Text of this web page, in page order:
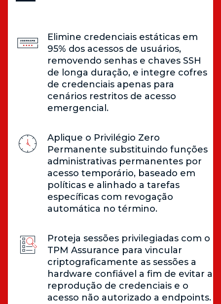
Elimine credenciais estáticas em
95% dos acessos de usuários,
removendo senhas e chaves SSH
de longa duração, e integre cofres
de credenciais apenas para
cenários restritos de acesso
emergencial.
Aplique o Privilégio Zero
Permanente substituindo funções
administrativas permanentes por
acesso temporário, baseado em
políticas e alinhado a tarefas
específicas com revogação
automática no término.
Proteja sessões privilegiadas com o
TPM Assurance para vincular
criptograficamente as sessões a
hardware confiável a fim de evitar a
reprodução de credenciais e o
acesso não autorizado a endpoints.